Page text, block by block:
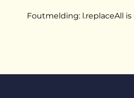
Foutmelding: l.replaceAll